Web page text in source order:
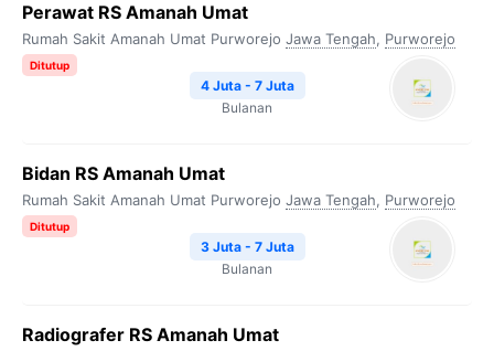
Perawat RS Amanah Umat
Rumah Sakit Amanah Umat Purworejo Jawa Tengah, Purworejo
Ditutup
4 Juta - 7 Juta
Bulanan
Bidan RS Amanah Umat
Rumah Sakit Amanah Umat Purworejo Jawa Tengah, Purworejo
Ditutup
3 Juta - 7 Juta
Bulanan
Radiografer RS Amanah Umat